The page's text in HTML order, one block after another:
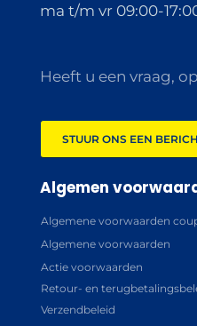
ma t/m vr 09:00-
Heeft u een vraag,
STUUR ONS EEN
Algemen
Algemene voorwaarden
Algemene voorwaarden
Actie voorwaarden
Retour- en
Verzendbeleid